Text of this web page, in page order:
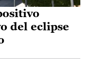
del eclipse